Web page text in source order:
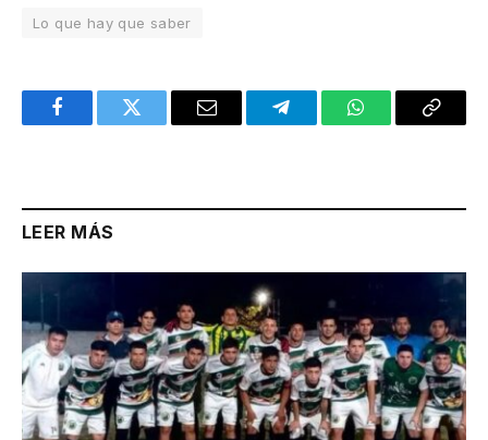
Lo que hay que saber
FacebookTwitter Email TelegramWhatsAppCopy
LEER MÁS